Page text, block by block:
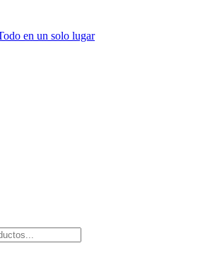
en un solo lugar